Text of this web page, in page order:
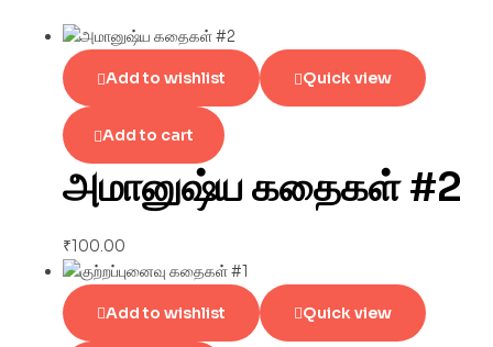
Add to wishlist Quick view
Add to cart
அமானுஷ்ய கதைகள் #2
₹100.00
Add to wishlist Quick view